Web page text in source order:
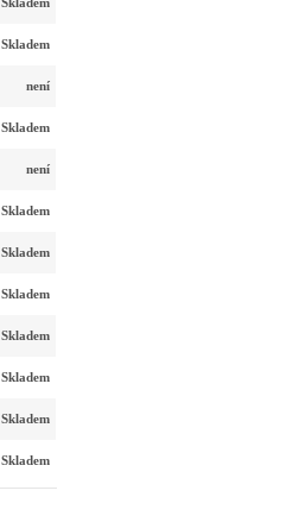
Skladem
není
Skladem
není
Skladem
Skladem
Skladem
Skladem
Skladem
Skladem
Skladem